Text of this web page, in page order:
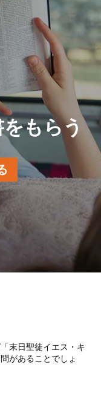
もらう
末日聖徒イエス・キ
があることでしょ